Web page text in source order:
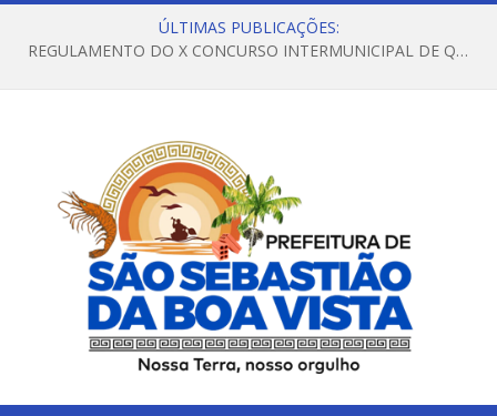
ÚLTIMAS PUBLICAÇÕES:
REGULAMENTO DO X CONCURSO INTERMUNICIPAL DE QUADRILHAS JUNINAS – 2026 – ARRAIÁ DA VENEZA